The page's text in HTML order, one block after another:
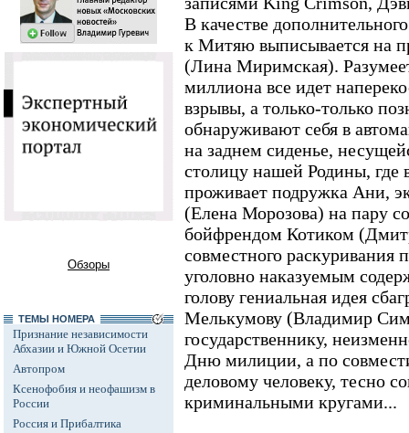
Обзоры
ТЕМЫ НОМЕРА
Признание независимости
Абхазии и Южной Осетии
Автопром
Ксенофобия и неофашизм в
России
Россия и Прибалтика
В качестве
к Митяю выписывается на
(Лина Миримская).
миллиона все идет
взрывы, а только-только
обнаруживают себя в
на заднем сиденье,
столицу нашей Родины, где
проживает подружка Ани,
(Елена Морозова) на пару
бойфрендом Котиком
совместного раскуривания
уголовно наказуемым
голову гениальная идея
Мелькумову (Владимир
государственнику,
Дню милиции, а по
деловому человеку, тесно
криминальными кругами...